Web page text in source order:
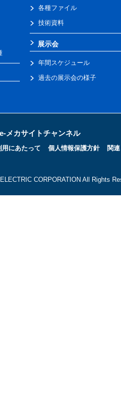
各種ファイル
技術資料
展示会
年間スケジュール
過去の展示会の様子
メカサイトチャンネル
にあたって 個人情報保護方針 関
CORPORATION All Rights